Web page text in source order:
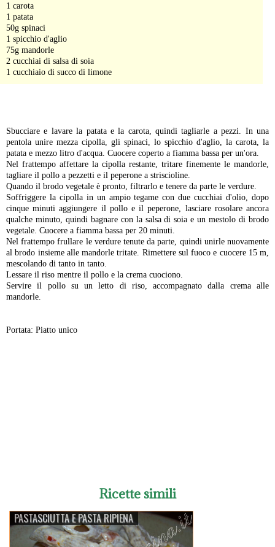
1 carota
1 patata
50g spinaci
1 spicchio d'aglio
75g mandorle
2 cucchiai di salsa di soia
1 cucchiaio di succo di limone
Sbucciare e lavare la patata e la carota, quindi tagliarle a pezzi. In una
pentola unire mezza cipolla, gli spinaci, lo spicchio d'aglio, la carota, la
patata e mezzo litro d'acqua. Cuocere coperto a fiamma bassa per un'ora.
Nel frattempo affettare la cipolla restante, tritare finemente le mandorle,
tagliare il pollo a pezzetti e il peperone a striscioline.
Quando il brodo vegetale è pronto, filtrarlo e tenere da parte le verdure.
Soffriggere la cipolla in un ampio tegame con due cucchiai d'olio, dopo
cinque minuti aggiungere il pollo e il peperone, lasciare rosolare ancora
qualche minuto, quindi bagnare con la salsa di soia e un mestolo di brodo
vegetale. Cuocere a fiamma bassa per 20 minuti.
Nel frattempo frullare le verdure tenute da parte, quindi unirle nuovamente
al brodo insieme alle mandorle tritate. Rimettere sul fuoco e cuocere 15 m,
mescolando di tanto in tanto.
Lessare il riso mentre il pollo e la crema cuociono.
Servire il pollo su un letto di riso, accompagnato dalla crema alle
mandorle.
Portata: Piatto unico
Ricette simili
PASTASCIUTTA E PASTA RIPIENA